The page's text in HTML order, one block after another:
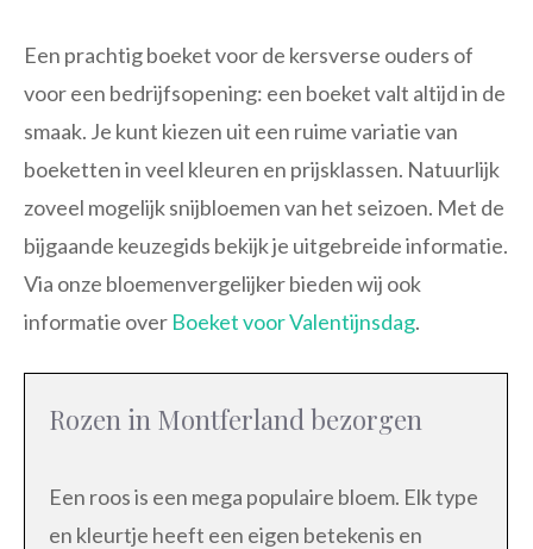
Een prachtig boeket voor de kersverse ouders of
voor een bedrijfsopening: een boeket valt altijd in de
smaak. Je kunt kiezen uit een ruime variatie van
boeketten in veel kleuren en prijsklassen. Natuurlijk
zoveel mogelijk snijbloemen van het seizoen. Met de
bijgaande keuzegids bekijk je uitgebreide informatie.
Via onze bloemenvergelijker bieden wij ook
informatie over Boeket voor Valentijnsdag.
Rozen in Montferland bezorgen
Een roos is een mega populaire bloem. Elk type
en kleurtje heeft een eigen betekenis en